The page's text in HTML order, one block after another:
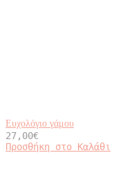
Ευχολόγιο γάμου
27,00€
Προσθήκη στο Καλάθι